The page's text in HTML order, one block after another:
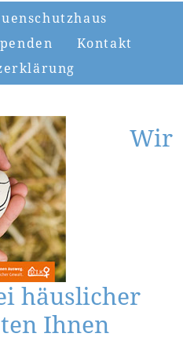
Kontakt
Wir
häuslicher
Ihnen